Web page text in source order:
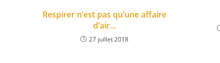
Respirer n’est pas qu’une affaire
d’air…
27 juillet 2018